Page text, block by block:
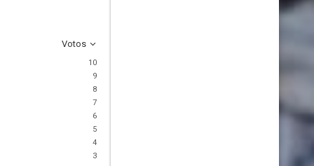
Votos
10
9
8
7
6
5
4
3